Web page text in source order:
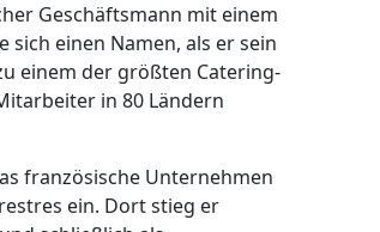
Geschäftsmann mit einem
einen Namen, als er sein
einem der größten Catering-
in 80 Ländern
französische Unternehmen
ein. Dort stieg er